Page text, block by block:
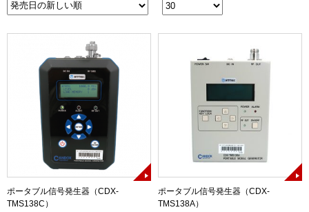
ポータブル信号発生器（CDX-
TMS138C）
ポータブル信号発生器（CDX-
TMS138A）